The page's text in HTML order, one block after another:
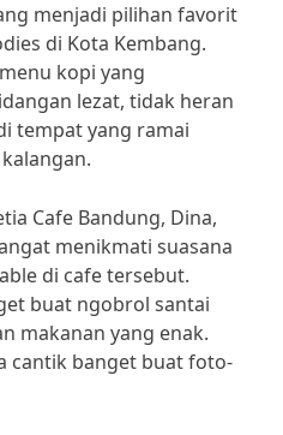
menjadi pilihan favorit
di Kota Kembang.
kopi yang
lezat, tidak heran
tempat yang ramai
Cafe Bandung, Dina,
menikmati suasana
di cafe tersebut.
buat ngobrol santai
makanan yang enak.
cantik banget buat foto-